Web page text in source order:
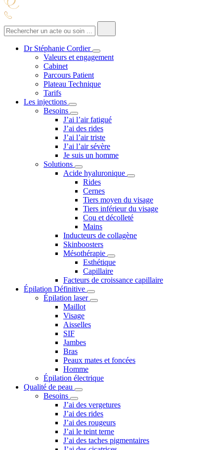
Dr Stéphanie Cordier
Valeurs et engagement
Cabinet
Parcours Patient
Plateau Technique
Tarifs
Les injections
Besoins
J’ai l’air fatigué
J’ai des rides
J’ai l’air triste
J’ai l’air sévère
Je suis un homme
Solutions
Acide hyaluronique
Rides
Cernes
Tiers moyen du visage
Tiers inférieur du visage
Cou et décolleté
Mains
Inducteurs de collagène
Skinboosters
Mésothérapie
Esthétique
Capillaire
Facteurs de croissance capillaire
Épilation Définitive
Épilation laser
Maillot
Visage
Aisselles
SIF
Jambes
Bras
Peaux mates et foncées
Homme
Épilation électrique
Qualité de peau
Besoins
J’ai des vergetures
J’ai des rides
J’ai des rougeurs
J’ai le teint terne
J’ai des taches pigmentaires